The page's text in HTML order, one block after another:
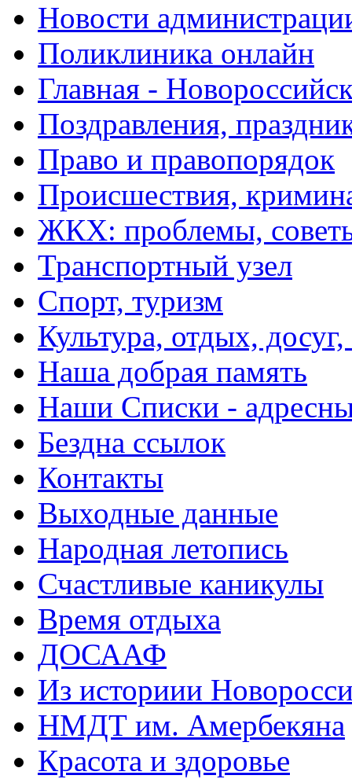
Новости
Поликлиника онлайн
Главная -
Поздравления,
Право и правопорядок
Происшествия,
ЖКХ: проблемы,
Транспортный узел
Спорт, туризм
Культура, отдых,
Наша добрая память
Наши Списки -
Бездна ссылок
Контакты
Выходные данные
Народная летопись
Счастливые каникулы
Время отдыха
ДОСААФ
Из историии
НМДТ им. Амербекяна
Красота и здоровье